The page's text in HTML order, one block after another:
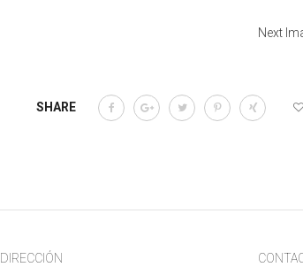
Next
SHARE
DIRECCIÓN